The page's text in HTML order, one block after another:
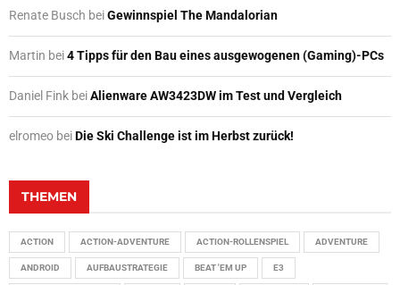
Renate Busch beiGewinnspiel The Mandalorian
Martin bei4 Tipps für den Bau eines ausgewogenen (Gaming)-PCs
Daniel Fink beiAlienware AW3423DW im Test und Vergleich
elromeo beiDie Ski Challenge ist im Herbst zurück!
THEMEN
ACTION ACTION-ADVENTURE ACTION-ROLLENSPIEL ADVENTURE
ANDROID AUFBAUSTRATEGIE BEAT 'EM UP E3